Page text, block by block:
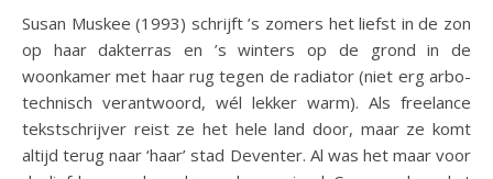
Susan Muskee (1993) schrijft ’s zomers het liefst in de zon
op haar dakterras en ’s winters op de grond in de
woonkamer met haar rug tegen de radiator (niet erg arbo-
technisch verantwoord, wél lekker warm). Als freelance
tekstschrijver reist ze het hele land door, maar ze komt
altijd terug naar ‘haar’ stad Deventer. Al was het maar voor